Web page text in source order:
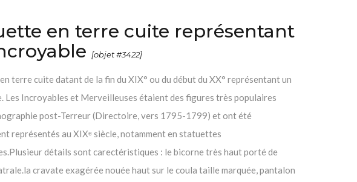
en terre cuite représentant
[objet #3422]
terre cuite datant de la fin du XIX° ou du début du XX° représentant un
Les Incroyables et Merveilleuses étaient des figures très populaires
post-Terreur (Directoire, vers 1795-1799) et ont été
représentés au XIXᵉ siècle, notamment en statuettes
détails sont carectéristiques : le bicorne très haut porté de
cravate exagérée nouée haut sur le coula taille marquée, pantalon